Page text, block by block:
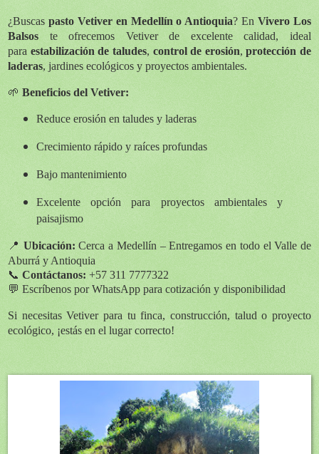
¿Buscas pasto Vetiver en Medellín o Antioquia? En Vivero Los
Balsos
te ofrecemos Vetiver de excelente calidad, ideal
para estabilización de taludes, control de erosión, protección de
laderas, jardines ecológicos y proyectos ambientales.
🌱 Beneficios del Vetiver:
Reduce erosión en taludes y laderas
Crecimiento rápido y raíces profundas
Bajo mantenimiento
Excelente opción para proyectos ambientales y
paisajismo
📍 Ubicación: Cerca a Medellín – Entregamos en todo el Valle de
Aburrá y Antioquia
📞 Contáctanos: +57 311 7777322
💬 Escríbenos por WhatsApp para cotización y disponibilidad
Si necesitas Vetiver para tu finca, construcción, talud o proyecto
ecológico, ¡estás en el lugar correcto!